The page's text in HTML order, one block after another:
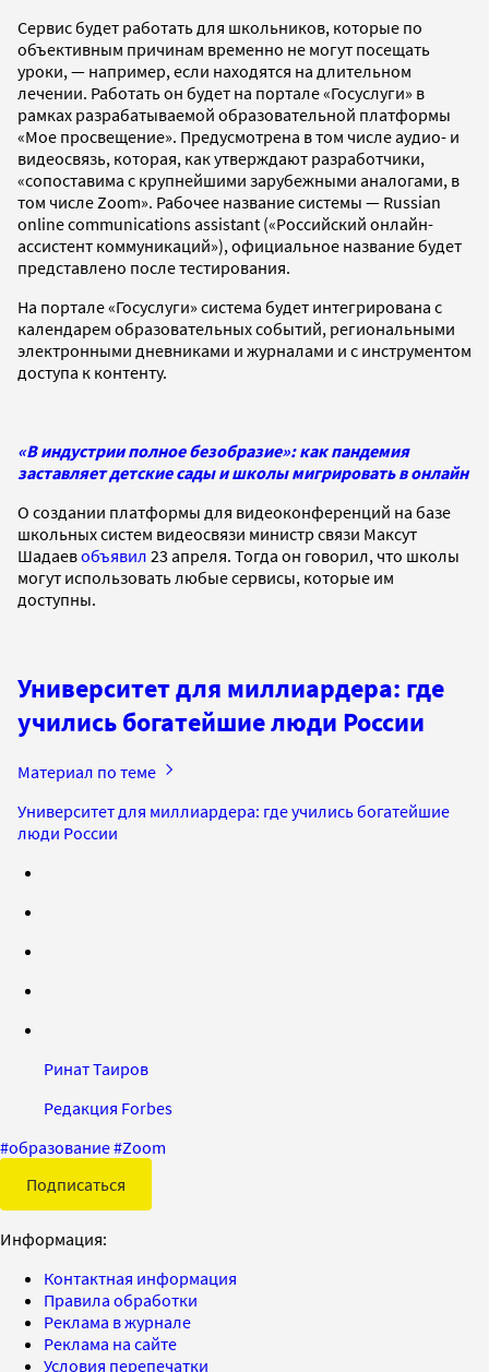
Сервис будет работать для школьников, которые по
объективным причинам временно не могут посещать
уроки, — например, если находятся на длительном
лечении. Работать он будет на портале «Госуслуги» в
рамках разрабатываемой образовательной платформы
«Мое просвещение». Предусмотрена в том числе аудио- и
видеосвязь, которая, как утверждают разработчики,
«сопоставима с крупнейшими зарубежными аналогами, в
том числе Zoom». Рабочее название системы — Russian
online communications assistant («Российский онлайн-
ассистент коммуникаций»), официальное название будет
представлено после тестирования.
На портале «Госуслуги» система будет интегрирована с
календарем образовательных событий, региональными
электронными дневниками и журналами и с инструментом
доступа к контенту.
«В индустрии полное безобразие»: как пандемия
заставляет детские сады и школы мигрировать в онлайн
О создании платформы для видеоконференций на базе
школьных систем видеосвязи министр связи Максут
Шадаевобъявил 23 апреля. Тогда он говорил, что школы
могут использовать любые сервисы, которые им
доступны.
Университет для миллиардера: где
учились богатейшие люди России
Материал по теме
Университет для миллиардера: где учились богатейшие
люди России
Ринат Таиров
Редакция Forbes
#образование#Zoom
Подписаться
Информация:
Контактная информация
Правила обработки
Реклама в журнале
Реклама на сайте
Условия перепечатки